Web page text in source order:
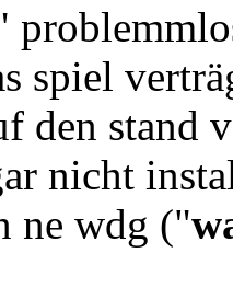
spiel
den stand
nicht
ne wdg ("